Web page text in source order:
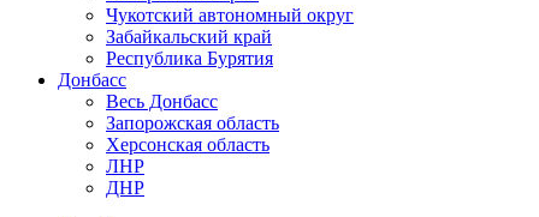
Чукотский автономный округ
Забайкальский край
Республика Бурятия
Донбасс
Весь Донбасс
Запорожская область
Херсонская область
ЛНР
ДНР